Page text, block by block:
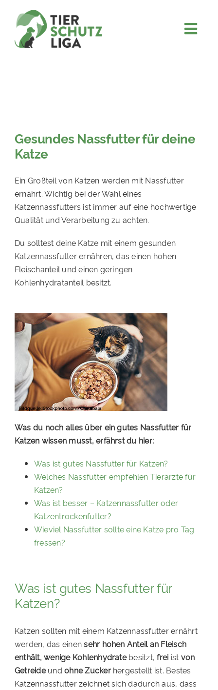
content
KOOPERATIONEN
TIERHEIMTIERE
TIERHEIME
HELFER WERDEN
RATGEBER
Gesundes Nassfutter für deine
Katze
Ein Großteil von Katzen werden mit Nassfutter
ernährt. Wichtig bei der Wahl eines
Katzennassfutters ist immer auf eine hochwertige
Qualität und Verarbeitung zu achten.
Du solltest deine Katze mit einem gesunden
Katzennassfutter ernähren, das einen hohen
Fleischanteil und einen geringen
Kohlenhydratanteil besitzt.
Was du noch alles über ein gutes Nassfutter für
Katzen wissen musst, erfährst du hier:
Was ist gutes Nassfutter für Katzen?
Welches Nassfutter empfehlen Tierärzte für
Katzen?
Was ist besser – Katzennassfutter oder
Katzentrockenfutter?
Wieviel Nassfutter sollte eine Katze pro Tag
fressen?
Was ist gutes Nassfutter für
Katzen?
Katzen sollten mit einem Katzennassfutter ernährt
werden, das einensehr hohen Anteil an Fleisch
enthält, wenige Kohlenhydratebesitzt,frei ist von
Getreideundohne Zuckerhergestellt ist. Bestes
Katzennassfutter zeichnet sich dadurch aus, dass